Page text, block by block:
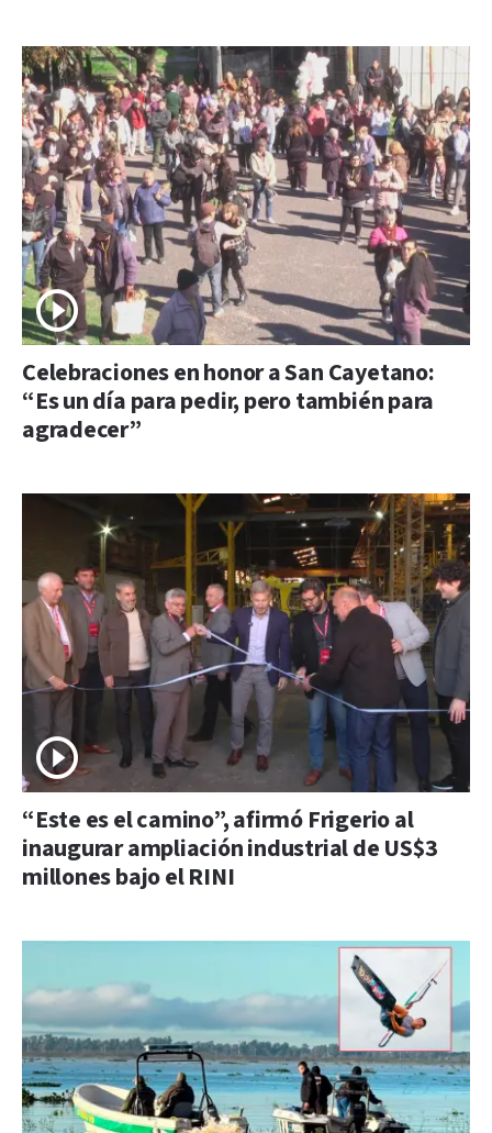
Celebraciones en honor a San Cayetano:
“Es un día para pedir, pero también para
agradecer”
“Este es el camino”, afirmó Frigerio al
inaugurar ampliación industrial de US$3
millones bajo el RINI